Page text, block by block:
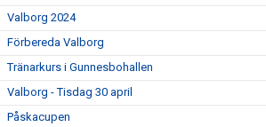
Valborg 2024
Förbereda Valborg
Tränarkurs i Gunnesbohallen
Valborg - Tisdag 30 april
Påskacupen